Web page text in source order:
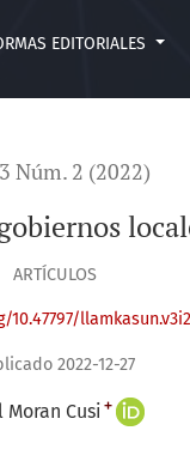
EDITORIALES
Núm. 2 (2022)
ARTÍCULOS
2022-12-27
Moran Cusi +